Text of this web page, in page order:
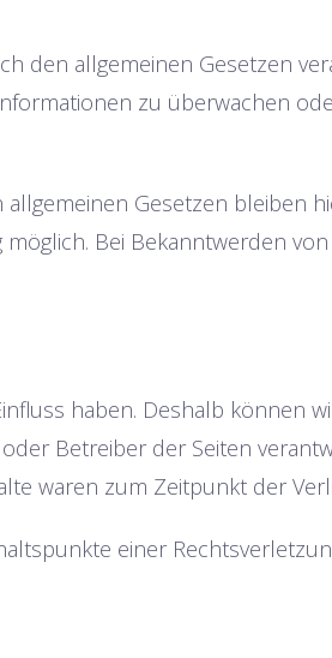
den allgemeinen Gesetzen
zu überwachen
Gesetzen bleiben
Bei Bekanntwerden
haben. Deshalb können
Betreiber der Seiten
waren zum Zeitpunkt der
einer